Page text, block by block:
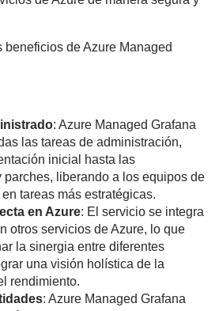
de Azure Managed
: Azure Managed Grafana
las tareas de administración,
inicial hasta las
parches, liberando a los equipos de
tareas más estratégicas.
en Azure: El servicio se integra
otros servicios de Azure, lo que
la sinergia entre diferentes
una visión holística de la
rendimiento.
: Azure Managed Grafana